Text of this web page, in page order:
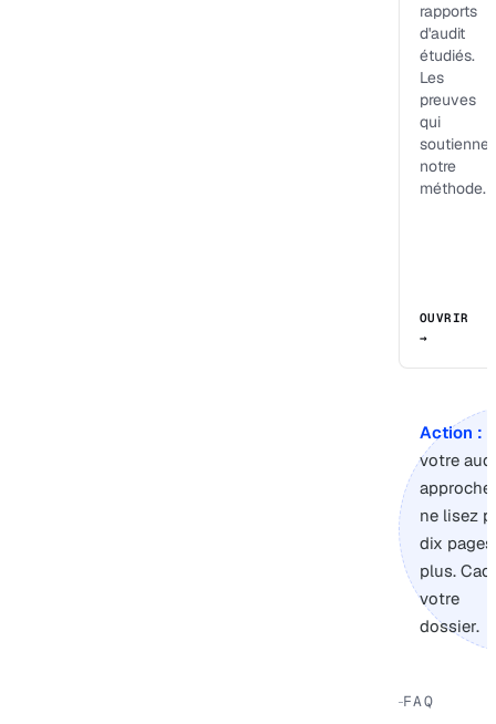
rapports
d'audit
étudiés.
Les
preuves
qui
notre
méthode.
OUVRIR
→
Action :
votre
approche,
ne lisez
dix
plus.
votre
dossier.
FAQ